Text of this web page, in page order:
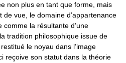
non plus en tant que forme, mais
vue, le domaine d’appartenance
la résultante d’une
tradition philosophique issue de
le noyau dans l’image
reçoive son statut dans la théorie